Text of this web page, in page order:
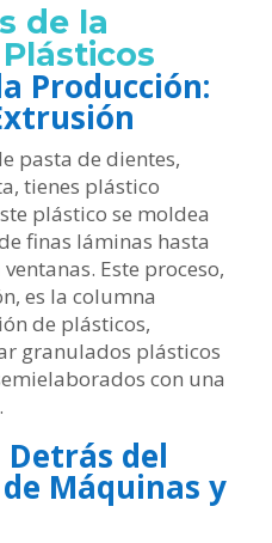
de la
Producción:
pasta de dientes,
tienes plástico
plástico se moldea
finas láminas hasta
Este proceso,
es la columna
de plásticos,
granulados plásticos
con una
del
Máquinas y